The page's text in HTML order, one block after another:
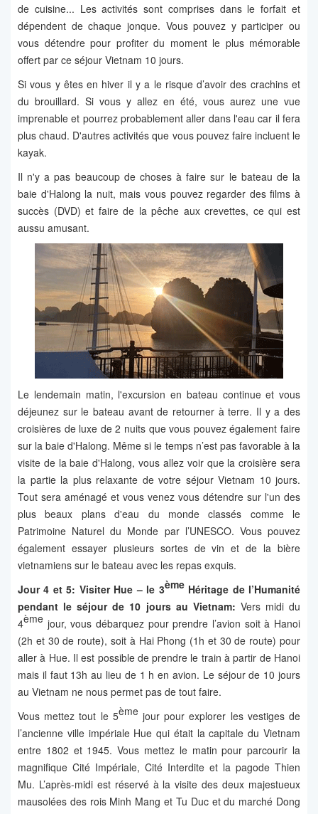
de cuisine... Les activités sont comprises dans le forfait et
dépendent de chaque jonque. Vous pouvez y participer ou
vous détendre pour profiter du moment le plus mémorable
offert par ce séjour Vietnam 10 jours.
Si vous y êtes en hiver il y a le risque d’avoir des crachins et
du brouillard. Si vous y allez en été, vous aurez une vue
imprenable et pourrez probablement aller dans l'eau car il fera
plus chaud. D'autres activités que vous pouvez faire incluent le
kayak.
Il n'y a pas beaucoup de choses à faire sur le bateau de la
baie d'Halong la nuit, mais vous pouvez regarder des films à
succès (DVD) et faire de la pêche aux crevettes, ce qui est
aussu amusant.
Le lendemain matin, l'excursion en bateau continue et vous
déjeunez sur le bateau avant de retourner à terre. Il y a des
croisières de luxe de 2 nuits que vous pouvez également faire
sur la baie d'Halong. Même si le temps n’est pas favorable à la
visite de la baie d'Halong, vous allez voir que la croisière sera
la partie la plus relaxante de votre séjour Vietnam 10 jours.
Tout sera aménagé et vous venez vous détendre sur l'un des
plus beaux plans d'eau du monde classés comme le
Patrimoine Naturel du Monde par l’UNESCO. Vous pouvez
également essayer plusieurs sortes de vin et de la bière
vietnamiens sur le bateau avec les repas exquis.
Jour 4 et 5: Visiter Hue – le 3èmeHéritage de l’Humanité
pendant le séjour de 10 jours au Vietnam: Vers midi du
4ème jour, vous débarquez pour prendre l’avion soit à Hanoi
(2h et 30 de route), soit à Hai Phong (1h et 30 de route) pour
aller à Hue. Il est possible de prendre le train à partir de Hanoi
mais il faut 13h au lieu de 1 h en avion. Le séjour de 10 jours
au Vietnam ne nous permet pas de tout faire.
Vous mettez tout le 5èmejour pour explorer les vestiges de
l’ancienne ville impériale Hue qui était la capitale du Vietnam
entre 1802 et 1945. Vous mettez le matin pour parcourir la
magnifique Cité Impériale, Cité Interdite et la pagode Thien
Mu. L’après-midi est réservé à la visite des deux majestueux
mausolées des rois Minh Mang et Tu Duc et du marché Dong